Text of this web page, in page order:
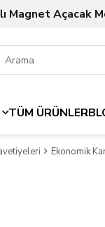
Magnet Açacak
TÜM ÜRÜNLER
Ekonomik